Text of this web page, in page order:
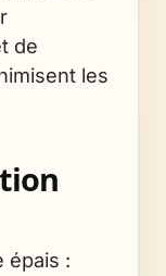
de
les
épais :